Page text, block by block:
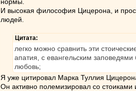
И высокая философия Цицерона, и
людей.
Цитата:
легко можно сравнить эти
апатия, с евангельским
любовь;
Я уже цитировал Марка Туллия
Он активно полемизировал со